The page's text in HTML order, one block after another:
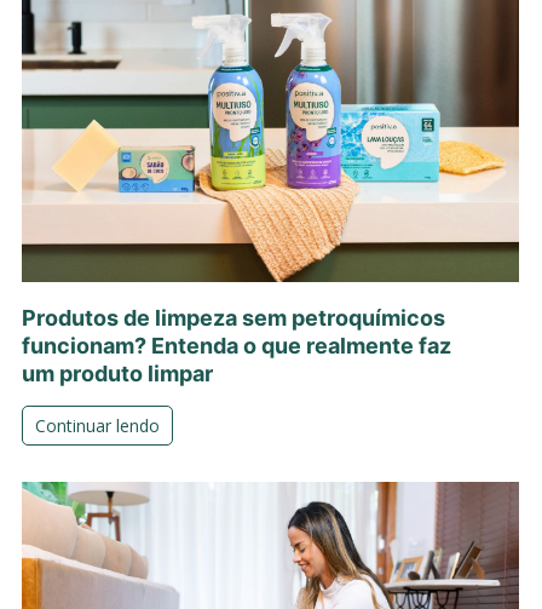
Produtos de limpeza sem petroquímicos
funcionam? Entenda o que realmente faz
um produto limpar
Continuar lendo